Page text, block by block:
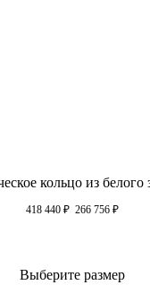
кольцо из белого
418 440 ₽ 266 756 ₽
Выберите размер